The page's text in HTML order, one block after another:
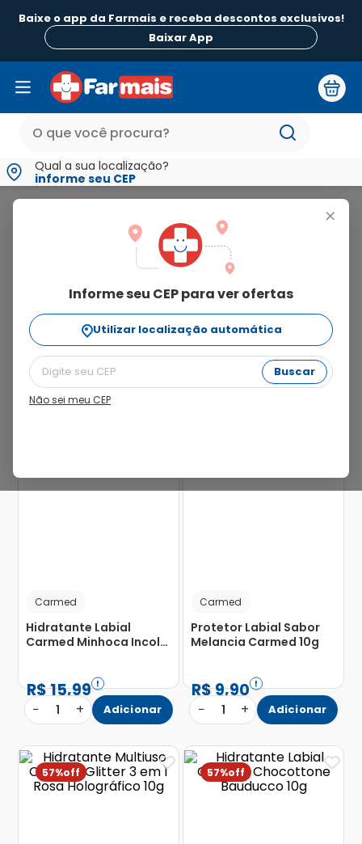
Baixe o app da Farmais e receba descontos exclusivos!
Baixar App
Qual a sua localização?
informe seu CEP
+
Informe seu CEP para ver ofertas
Utilizar localização automática
Buscar
Não sei meu CEP
Ordenar Por
relevância
22%
Carmed
Hidratante Labial
Carmed Minhoca Incolor
R$15,99
− 1 + Adicionar
Carmed
Protetor Labial Sabor
Melancia Carmed 10g
R$9,90
− 1 + Adicionar
57% 57%